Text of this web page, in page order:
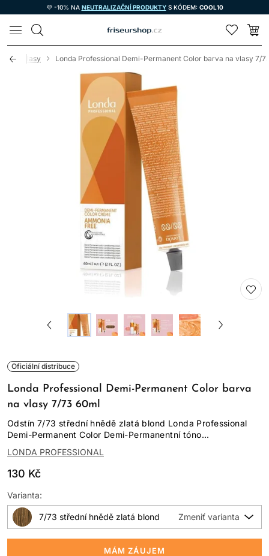
💜 -10% NA NEUTRALIZAČNÍ PRODUKTYS KÓDEM: COOL10
LOMAX
na vlasy Londa Professional Demi-Permanent Color barva na vlasy 7/
Oficiální distribuce
Londa Professional Demi-Permanent Color barva
na vlasy 7/73 60ml
Odstín 7/73 střední hnědě zlatá blond Londa Professional
Demi-Permanent Color Demi-Permanentní tóno...
LONDA PROFESSIONAL
130 Kč
Varianta:
7/73 střední hnědě zlatá blond
MÁM ZÁUJEM